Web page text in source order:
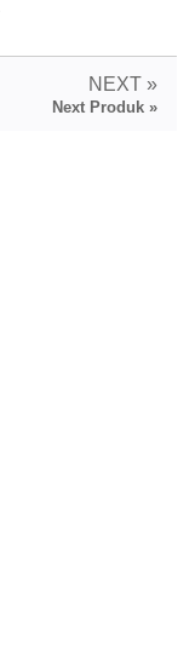
NEXT »
Next Produk »